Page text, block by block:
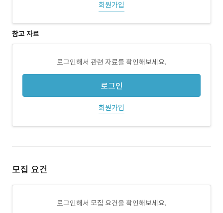
회원가입
참고 자료
로그인해서 관련 자료를 확인해보세요.
로그인
회원가입
모집 요건
로그인해서 모집 요건을 확인해보세요.